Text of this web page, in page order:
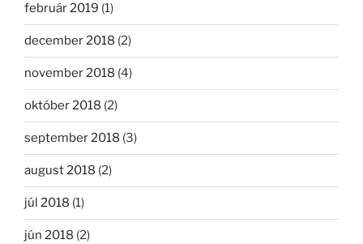
február 2019 (1)
december 2018 (2)
november 2018 (4)
október 2018 (2)
september 2018 (3)
august 2018 (2)
júl 2018 (1)
jún 2018 (2)